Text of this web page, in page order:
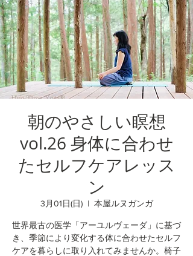
朝のやさしい瞑想
vol.26 身体に合わせ
たセルフケアレッス
ン
3月01日(日)
  |
本屋ルヌガンガ
世界最古の医学「アーユルヴェーダ」に基づ
き、季節により変化する体に合わせたセルフ
ケアを暮らしに取り入れてみませんか。椅子